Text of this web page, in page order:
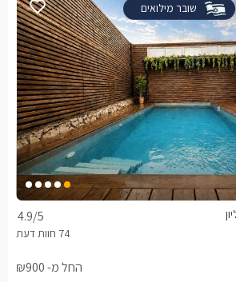
שובר מילואים
4.9/5
החל מ- ₪900